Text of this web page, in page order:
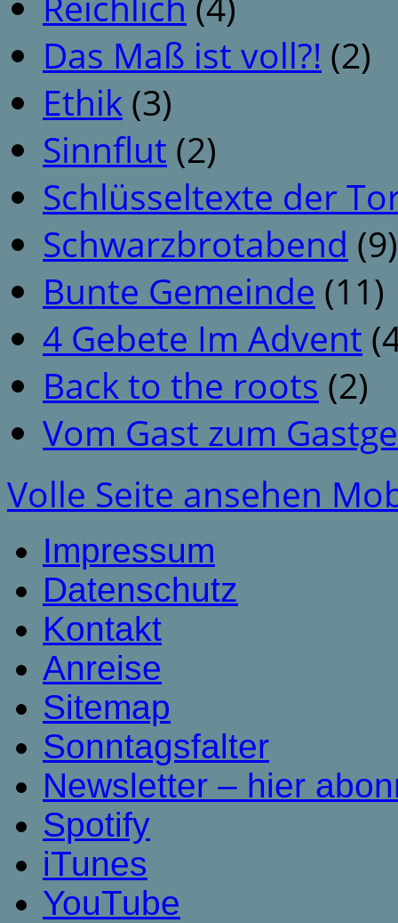
Das Maß ist voll?! (2)
Ethik (3)
Sinnflut (2)
Schlüsseltexte der
Schwarzbrotabend (9)
Bunte Gemeinde (11)
4 Gebete Im Advent
Back to the roots (2)
Vom Gast zum
Volle Seite ansehen
Impressum
Datenschutz
Kontakt
Anreise
Sitemap
Sonntagsfalter
Newsletter – hier
Spotify
iTunes
YouTube